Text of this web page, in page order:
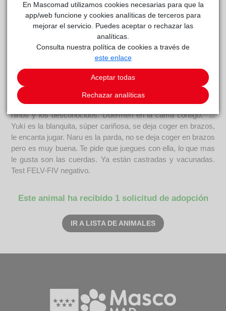
ALBA.
COMENTARIOS
Curiosidades
Están en casa de acogida esperando su adopción. Yuki y
Naru, son hermanitas, se recogieron en la calle, en
Fuenlabrada, un municipio de Madrid. Tenían 2 meses y
estaban sin madre. Ahora tienen 6 meses juegan entre ellas y
se llevan bien con perros y gatos. Son muy buenas con los
niños y los desconocidos. Duermen en la cama contigo. ...
Yuki es la blanquita, súper cariñosa, se deja coger en brazos,
le encanta jugar. Naru es la parda, no se deja coger en brazos
pero es muy buena. Te pide que juegues con ella, lo que mas
le gusta son las cuerdas. Ya están castradas y vacunadas.
Test FELV-FIV negativo.
Este animal ha recibido 1 solicitud de adopción
IR A LISTA DE ANIMALES
En Mascomad utilizamos cookies necesarias para que la
app/web funcione y cookies analíticas de terceros para
mejorar el servicio. Puedes aceptar o rechazar las
analíticas.
Consulta nuestra política de cookies a través de
este enlace
Aceptar todas
Rechazar analíticas